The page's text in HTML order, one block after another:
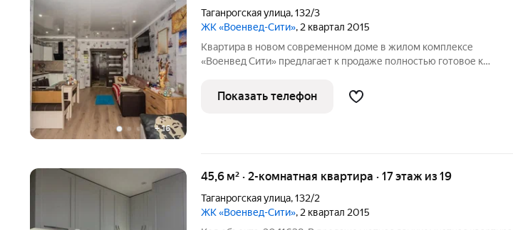
+16
Таганрогская улица,132/3
ЖК «Военвед-Сити», 2 квартал 2015
Квартира в новом современном доме в жилом комплексе
«Военвед Сити» предлагает к продаже полностью готовое к
отличается высоким качеством строительства и
энергоэффективностью, что обеспечивает
Показать телефон
45,6 м² · 2-комнатная квартира · 17 этаж из 19
Таганрогская улица,132/2
ЖК «Военвед-Сити», 2 квартал 2015